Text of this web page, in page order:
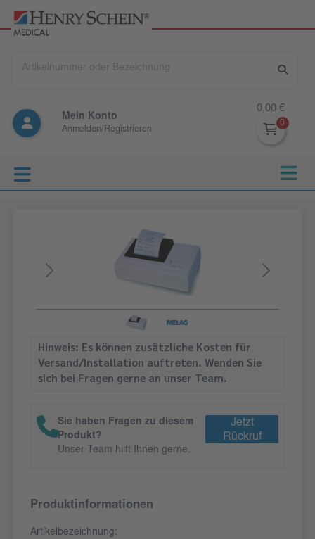
Mein Konto
Anmelden/Registrieren
0,00 €
Hinweis: Es können zusätzliche Kosten für
Versand/Installation auftreten. Wenden Sie
sich bei Fragen gerne an unser Team.
Sie haben Fragen zu diesem
Produkt?
Unser Team hilft Ihnen gerne.
Jetzt
Rückruf
Produktinformationen
Artikelbezeichnung: